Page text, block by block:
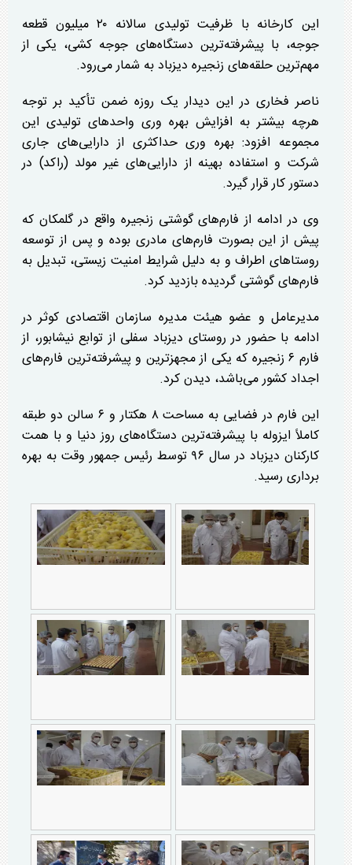
این کارخانه با ظرفیت تولیدی سالانه ۲۰ میلیون قطعه
جوجه، با پیشرفته‌ترین دستگاه‌های جوجه کشی، یکی از
مهم‌ترین حلقه‌های زنجیره دیزباد به شمار می‌رود.
ناصر فخاری در این دیدار یک روزه ضمن تأکید بر توجه
هرچه بیشتر به افزایش بهره وری واحد‌های تولیدی این
مجموعه افزود: بهره وری حداکثری از دارایی‌های جاری
شرکت و استفاده بهینه از دارایی‌های غیر مولد (راکد) در
دستور کار قرار گیرد.
وی در ادامه از فارم‌های گوشتی زنجیره واقع در گلمکان که
پیش از این بصورت فارم‌های مادری بوده و پس از توسعه
روستا‌های اطراف و به دلیل شرایط امنیت زیستی، تبدیل به
فارم‌های گوشتی گردیده بازدید کرد.
مدیرعامل و عضو هیئت مدیره سازمان اقتصادی کوثر در
ادامه با حضور در روستای دیزباد سفلی از توابع نیشابور، از
فارم ۶ زنجیره که یکی از مجهزترین و پیشرفته‌ترین فارم‌های
اجداد کشور می‌باشد، دیدن کرد.
این فارم در فضایی به مساحت ۸ هکتار و ۶ سالن دو طبقه
کاملاً ایزوله با پیشرفته‌ترین دستگاه‌های روز دنیا و با همت
کارکنان دیزباد در سال ۹۶ توسط رئیس جمهور وقت به بهره
برداری رسید.